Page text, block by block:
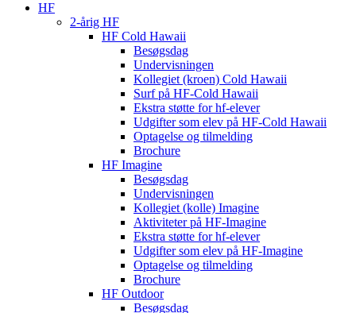
HF
2-årig HF
HF Cold Hawaii
Besøgsdag
Undervisningen
Kollegiet (kroen) Cold Hawaii
Surf på HF-Cold Hawaii
Ekstra støtte for hf-elever
Udgifter som elev på HF-Cold Hawaii
Optagelse og tilmelding
Brochure
HF Imagine
Besøgsdag
Undervisningen
Kollegiet (kolle) Imagine
Aktiviteter på HF-Imagine
Ekstra støtte for hf-elever
Udgifter som elev på HF-Imagine
Optagelse og tilmelding
Brochure
HF Outdoor
Besøgsdag